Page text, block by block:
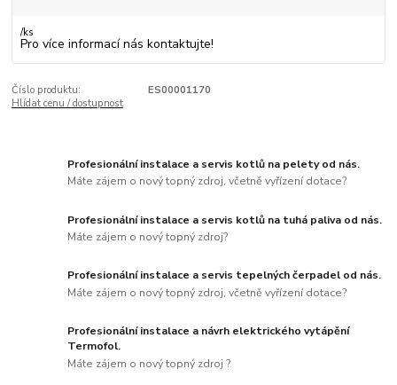
/ks
Pro více informací nás kontaktujte!
Číslo produktu:
ES00001170
Hlídat cenu / dostupnost
Profesionální instalace a servis kotlů na pelety od nás.
Máte zájem o nový topný zdroj, včetně vyřízení dotace?
Profesionální instalace a servis kotlů na tuhá paliva od nás.
Máte zájem o nový topný zdroj?
Profesionální instalace a servis tepelných čerpadel od nás.
Máte zájem o nový topný zdroj, včetně vyřízení dotace?
Profesionální instalace a návrh elektrického vytápění
Termofol.
Máte zájem o nový topný zdroj ?